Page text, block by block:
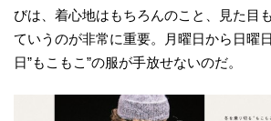
びは、着心地はもちろんのこと、見た目
ていうのが非常に重要。月曜日から日曜
日”もこもこ”の服が手放せないのだ。